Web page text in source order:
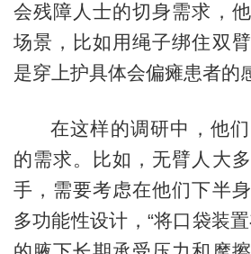
会残障人士的切身需求，
场景，比如用绳子绑住双
是穿上护具体会偏瘫患者的
在这样的调研中，他
的需求。比如，无臂人大
手，需要考虑在他们下半
多功能性设计，“将口袋装